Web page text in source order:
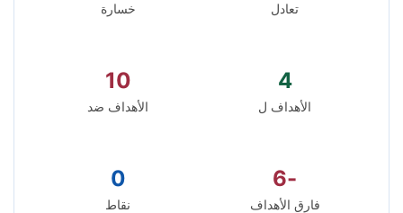
تعادل خسارة
4
الأهداف ل
10
الأهداف ضد
-6
فارق الأهداف
0
نقاط